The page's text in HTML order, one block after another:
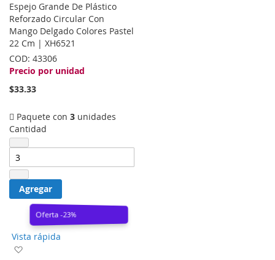
la
lista
de
deseos
Espejo Grande De Plástico
Reforzado Circular Con
Mango Delgado Colores Pastel
22 Cm | XH6521
COD: 43306
Precio por unidad
$33.33
Paquete con 3 unidades
Cantidad
Agregar
Oferta -23%
Vista rápida